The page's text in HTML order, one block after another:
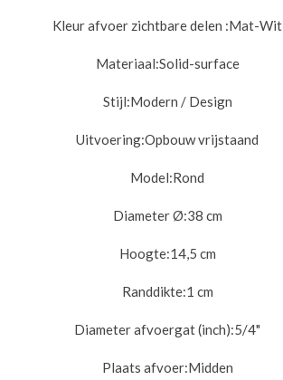
Kleur afvoer zichtbare delen :Mat-Wit
Materiaal:Solid-surface
Stijl:Modern / Design
Uitvoering:Opbouw vrijstaand
Model:Rond
Diameter Ø:38 cm
Hoogte:14,5 cm
Randdikte:1 cm
Diameter afvoergat (inch):5/4"
Plaats afvoer:Midden